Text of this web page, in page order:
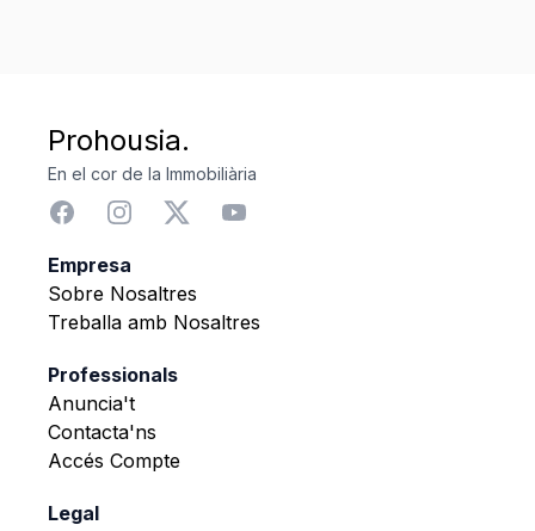
Prohousia.
En el cor de la Immobiliària
Empresa
Sobre Nosaltres
Treballa amb Nosaltres
Professionals
Anuncia't
Contacta'ns
Accés Compte
Legal